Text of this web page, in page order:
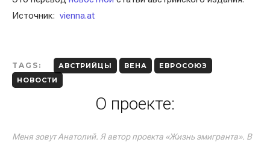
Источник: vienna.at
TAGS: АВСТРИЙЦЫ ВЕНА
ЕВРОСОЮЗ
НОВОСТИ
О проекте:
Меня зовут Анатолий. Я автор проекта «Жизнь эмигранта». В